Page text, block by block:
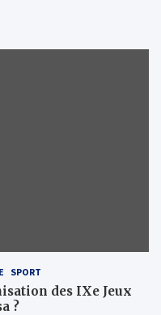
SPORT
des IXe Jeux
?